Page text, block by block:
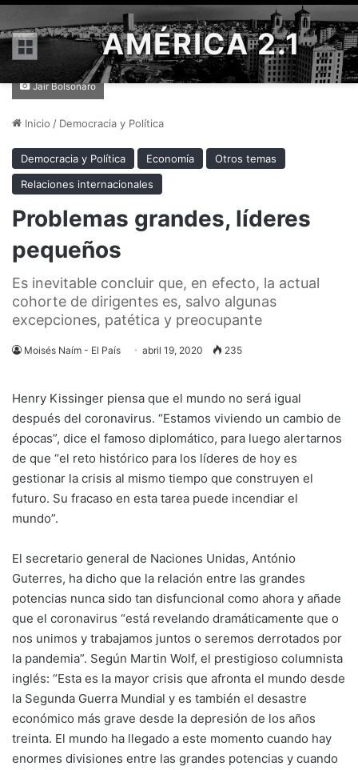
Menú AMÉRICA 2.1
Jair Bolsonaro
Inicio / Democracia y Política
Democracia y Política Economía
Otros temas
Relaciones internacionales
Problemas grandes, líderes
pequeños
Es inevitable concluir que, en efecto, la actual
cohorte de dirigentes es, salvo algunas
excepciones, patética y preocupante
Moisés Naím - El País abril 19, 2020 235
Henry Kissinger piensa que el mundo no será igual
después del coronavirus. “Estamos viviendo un cambio de
épocas”, dice el famoso diplomático, para luego alertarnos
de que “el reto histórico para los líderes de hoy es
gestionar la crisis al mismo tiempo que construyen el
futuro. Su fracaso en esta tarea puede incendiar el
mundo”.
El secretario general de Naciones Unidas, António
Guterres, ha dicho que la relación entre las grandes
potencias nunca sido tan disfuncional como ahora y añade
que el coronavirus “está revelando dramáticamente que o
nos unimos y trabajamos juntos o seremos derrotados por
la pandemia”. Según Martin Wolf, el prestigioso columnista
inglés: “Esta es la mayor crisis que afronta el mundo desde
la Segunda Guerra Mundial y es también el desastre
económico más grave desde la depresión de los años
treinta. El mundo ha llegado a este momento cuando hay
enormes divisiones entre las grandes potencias y cuando